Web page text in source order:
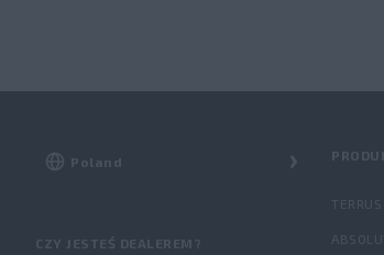
CZY JESTEŚ DEALEREM?
TERRUS